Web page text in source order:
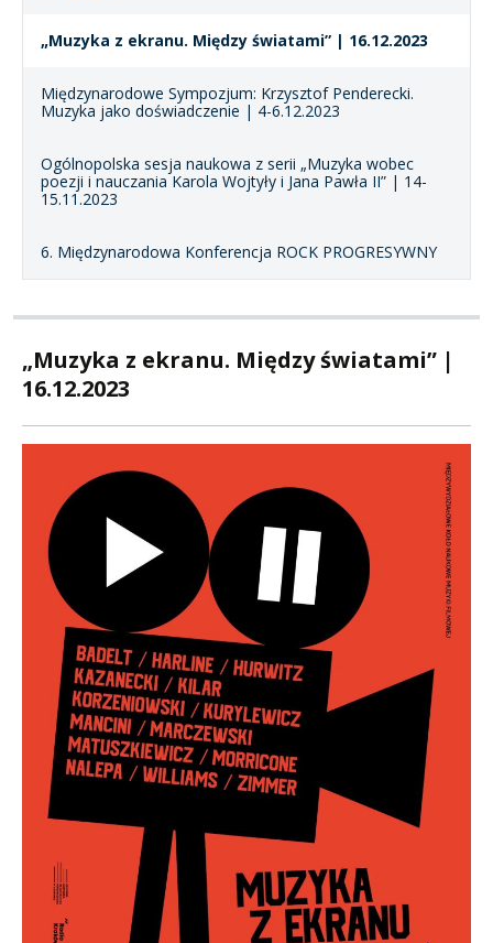
„Muzyka z ekranu. Między światami” | 16.12.2023
Międzynarodowe Sympozjum: Krzysztof Penderecki.
Muzyka jako doświadczenie | 4-6.12.2023
Ogólnopolska sesja naukowa z serii „Muzyka wobec
poezji i nauczania Karola Wojtyły i Jana Pawła II” | 14-
15.11.2023
6. Międzynarodowa Konferencja ROCK PROGRESYWNY
„Muzyka z ekranu. Między światami” |
16.12.2023